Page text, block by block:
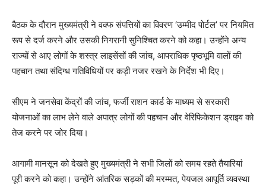
बैठक के दौरान मुख्यमंत्री ने वक्फ संपत्तियों का विवरण ‘उम्मीद पोर्टल’ पर नियमित
रूप से दर्ज करने और उसकी निगरानी सुनिश्चित करने को कहा। उन्होंने अन्य
राज्यों से आए लोगों के शस्त्र लाइसेंसों की जांच, आपराधिक पृष्ठभूमि वालों की
पहचान तथा संदिग्ध गतिविधियों पर कड़ी नजर रखने के निर्देश भी दिए।
सीएम ने जनसेवा केंद्रों की जांच, फर्जी राशन कार्ड के माध्यम से सरकारी
योजनाओं का लाभ लेने वाले अपात्र लोगों की पहचान और वेरिफिकेशन ड्राइव को
तेज करने पर जोर दिया।
आगामी मानसून को देखते हुए मुख्यमंत्री ने सभी जिलों को समय रहते तैयारियां
पूरी करने को कहा। उन्होंने आंतरिक सड़कों की मरम्मत, पेयजल आपूर्ति व्यवस्था